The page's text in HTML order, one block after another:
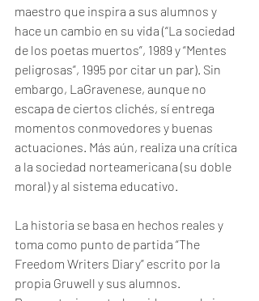
maestro que inspira a sus alumnos y
hace un cambio en su vida (“La sociedad
de los poetas muertos”, 1989 y “Mentes
peligrosas”, 1995 por citar un par). Sin
embargo, LaGravenese, aunque no
escapa de ciertos clichés, sí entrega
momentos conmovedores y buenas
actuaciones. Más aún, realiza una crítica
a la sociedad norteamericana (su doble
moral) y al sistema educativo.
La historia se basa en hechos reales y
toma como punto de partida “The
Freedom Writers Diary” escrito por la
propia Gruwell y sus alumnos.